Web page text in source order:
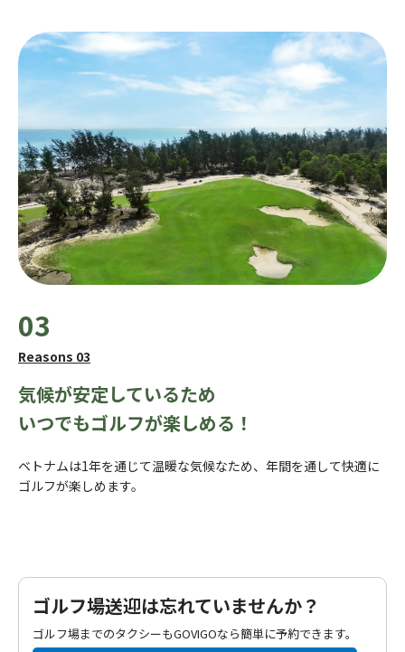
03
Reasons 03
気候が安定しているため
いつでもゴルフが楽しめる！
ベトナムは1年を通じて温暖な気候なため、年間を通して快適に
ゴルフが楽しめます。
ゴルフ場送迎は忘れていませんか？
ゴルフ場までのタクシーもGOVIGOなら簡単に予約できます。